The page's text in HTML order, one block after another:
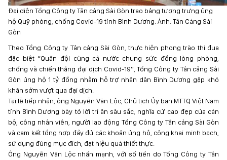
Đại diện Tổng Công ty Tân cảng Sài Gòn trao bảng tượng trưng ủng
hộ Quỹ phòng, chống Covid-19 tỉnh Bình Dương. Ảnh: Tân Cảng Sài
Gòn
Theo Tổng Công ty Tân cảng Sài Gòn, thực hiện phong trào thi đua
đặc biệt “Quân đội cùng cả nước chung sức đồng lòng phòng,
chống và chiến thắng đại dịch Covid-19”, Tổng Công ty Tân cảng Sài
Gòn ủng hộ 1 tỷ đồng nhằm hỗ trợ nhân dân Bình Dương gặp khó
khăn sớm vượt qua đại dịch.
Tại lễ tiếp nhận, ông Nguyễn Văn Lộc, Chủ tịch Ủy ban MTTQ Việt Nam
tỉnh Bình Dương bày tỏ lời tri ân sâu sắc, nghĩa cử cao đẹp của cán
bộ, công nhân viên, người lao động Tổng Công ty Tân cảng Sài Gòn
và cam kết tổng hợp đầy đủ các khoản ủng hộ, công khai minh bạch,
sử dụng đúng mục đích, đạt hiệu quả thiết thực.
Ông Nguyễn Văn Lộc nhấn mạnh, với số tiền do Tổng Công ty Tân